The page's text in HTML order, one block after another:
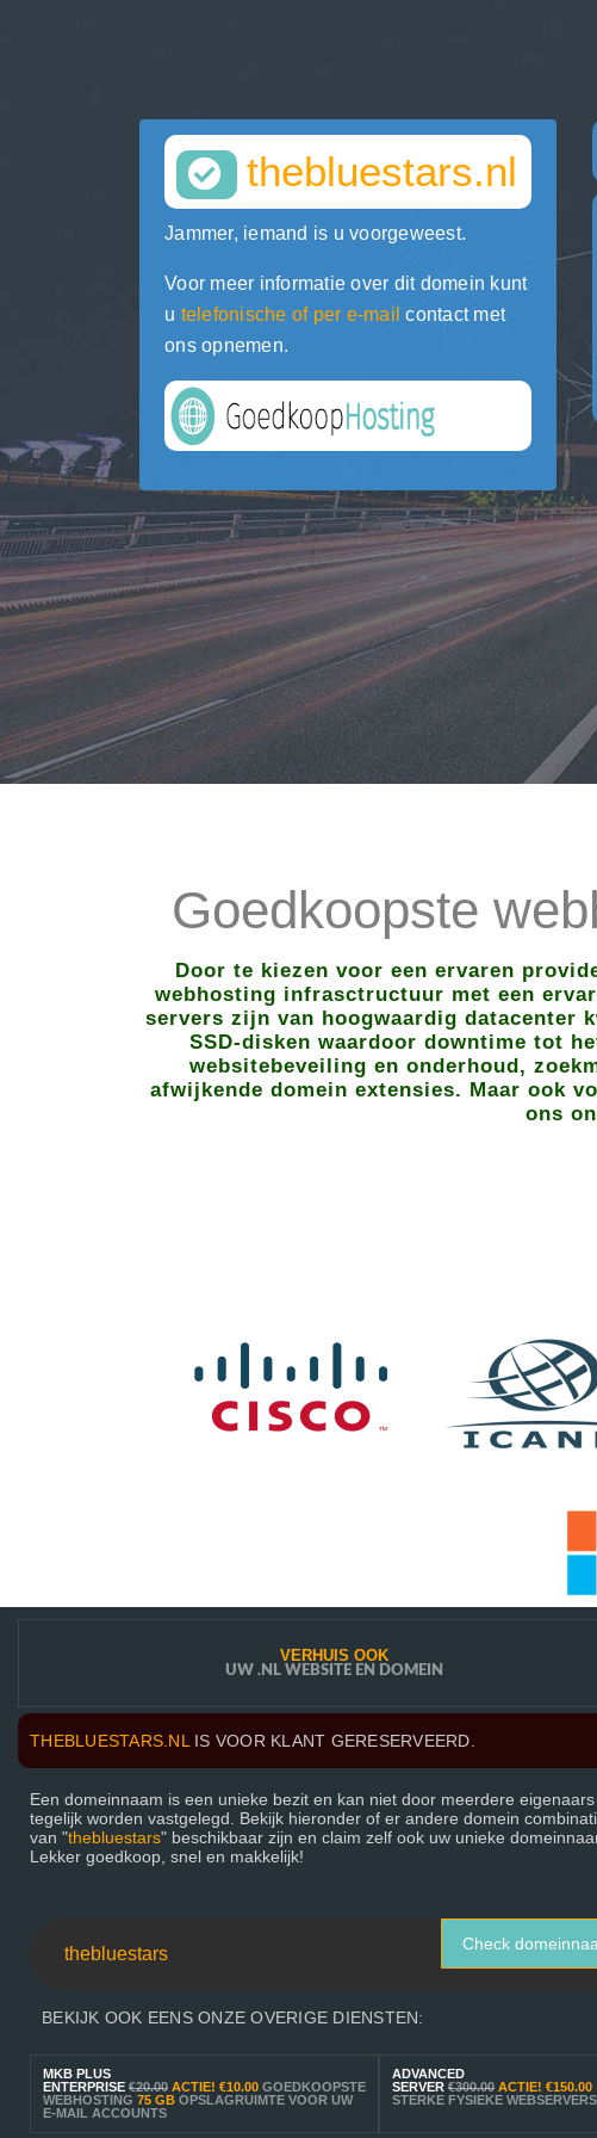
thebluestars.nl
Jammer, iemand is u voorgeweest.
Voor meer informatie over dit domein kunt
u telefonische of per e-mail contact met
ons opnemen.
Goedkoopste
Door te kiezen voor een ervaren
webhosting infrasctructuur met een
servers zijn van hoogwaardig datacenter
SSD-disken waardoor downtime tot
websitebeveiling en onderhoud,
afwijkende domein extensies. Maar ook
ons
VERHUIS OOK
UW .NL WEBSITE EN DOMEIN
THEBLUESTARS.NL IS VOOR KLANT GERESERVEERD.
Een domeinnaam is een unieke bezit en kan niet door meerdere eigenaars
tegelijk worden vastgelegd. Bekijk hieronder of er andere domein
van "thebluestars" beschikbaar zijn en claim zelf ook uw unieke
Lekker goedkoop, snel en makkelijk!
Check
BEKIJK OOK EENS ONZE OVERIGE DIENSTEN:
MKB PLUS
ENTERPRISE €20.00 ACTIE! €10.00 GOEDKOOPSTE
WEBHOSTING 75 GB OPSLAGRUIMTE VOOR UW
E-MAIL ACCOUNTS
ADVANCED
SERVER €300.00 ACTIE! €150.00
STERKE FYSIEKE WEBSERVERS